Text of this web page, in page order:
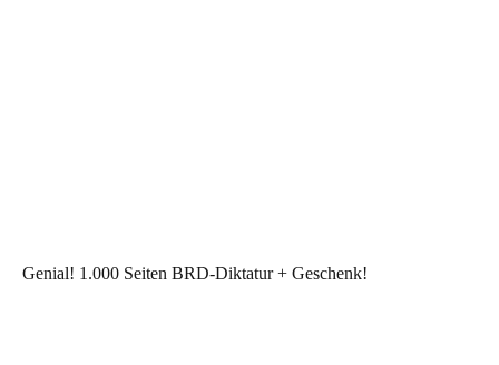
Genial! 1.000 Seiten BRD-Diktatur + Geschenk!